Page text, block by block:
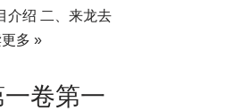
介绍 二、来龙去
多 »
一卷第一